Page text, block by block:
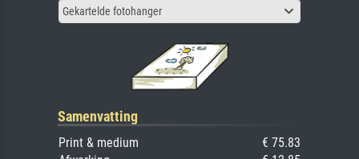
Gekartelde fotohanger
Samenvatting
Print & medium
€ 75.83